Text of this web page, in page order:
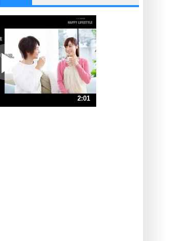
他人と比べない。
いっそのこと、他人を見ない。
いらいらしない人になる30の方法
プラス思考
ポジティブになれない原因は、行動
しないから。
ポジティブ思考になる30の方法
ストレス対策
2:01